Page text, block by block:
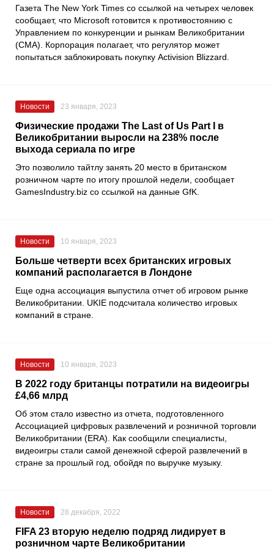
Газета The New York Times со ссылкой на четырех человек
сообщает, что Microsoft готовится к противостоянию с
Управлением по конкуренции и рынкам Великобритании
(CMA). Корпорация полагает, что регулятор может
попытаться заблокировать покупку Activision Blizzard
Новости 23 января, 2023
Физические продажи The Last of Us Part I в
Великобритании выросли на 238% после
выхода сериала по игре
Это позволило тайтлу занять 20 место в британском
розничном чарте по итогу прошлой недели, сообщает
GamesIndustry.biz со ссылкой на данные GfK
Новости 10 января, 2023
Больше четверти всех британских игровых
компаний располагается в Лондоне
Еще одна ассоциация выпустила отчет об игровом рынке
Великобритании. UKIE подсчитала количество игровых
компаний в стране.
Новости 10 января, 2023
В 2022 году британцы потратили на видеоигры
£4,66 млрд
Об этом стало известно из отчета, подготовленного
Ассоциацией цифровых развлечений и розничной торговли
Великобритании (ERA). Как сообщили специалисты,
видеоигры стали самой денежной сферой развлечений в
стране за прошлый год, обойдя по выручке музыку.
Новости 28 декабря, 2022
FIFA 23 вторую неделю подряд лидирует в
розничном чарте Великобритании